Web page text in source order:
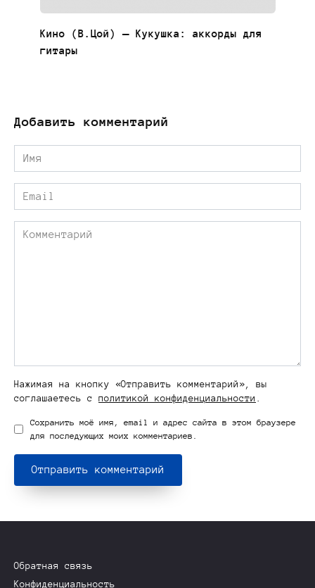
Кино (В.Цой) — Кукушка: аккорды для
гитары
Добавить комментарий
Имя
*
Email
*
Комментарий
Нажимая на кнопку «Отправить комментарий», вы
соглашаетесь с политикой конфиденциальности
Сохранить моё имя, email и адрес сайта в этом браузере
для последующих моих комментариев.
Обратная связь
Конфиденциальность